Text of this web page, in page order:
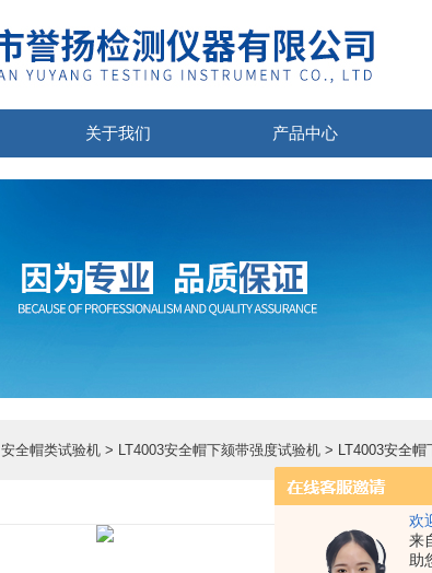
欢
来
助
关于我们 产品中心
安全帽类试验机 > LT4003安全帽下颏带强度试验机 > LT4003安全帽